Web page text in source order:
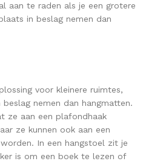
aan te raden als je een grotere
in beslag nemen dan
voor kleinere ruimtes,
nemen dan hangmatten.
ze aan een plafondhaak
ze kunnen ook aan een
In een hangstoel zit je
is om een boek te lezen of